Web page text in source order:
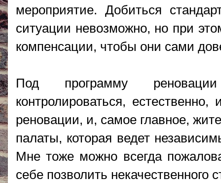
мероприятие. Добиться
ситуации невозможно, но при
компенсации, чтобы они сами
Под программу
контролироваться,
реновации, и, самое главное,
палаты, которая ведет
Мне тоже можно всегда
себе позволить некачественного